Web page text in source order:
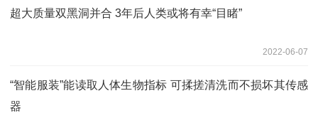
超大质量双黑洞并合 3年后人类或将有幸“目睹”
2022-06-07
“智能服装”能读取人体生物指标 可揉搓清洗而不损坏其传感
器